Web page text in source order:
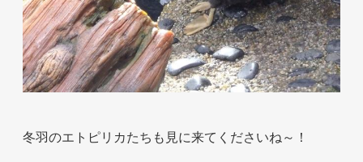
冬羽のエトピリカたちも見に来てくださいね～！